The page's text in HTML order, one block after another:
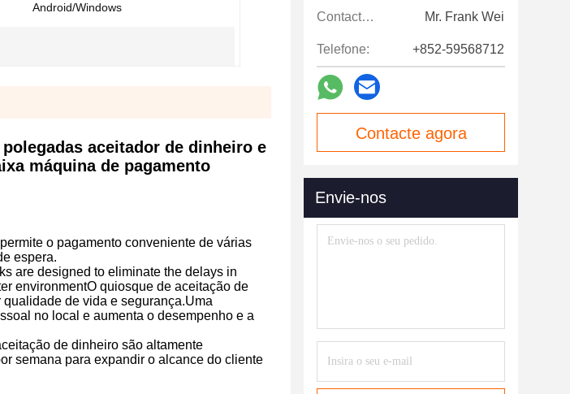
Android/Windows
aceitador de dinheiro e
máquina de pagamento
o pagamento conveniente de várias
espera.
are designed to eliminate the delays in
environmentO quiosque de aceitação de
de vida e segurança.Uma
no local e aumenta o desempenho e a
de dinheiro são altamente
semana para expandir o alcance do cliente
Contactos: Mr. Frank Wei
Telefone: +852-59568712
Contacte agora
Envie-nos